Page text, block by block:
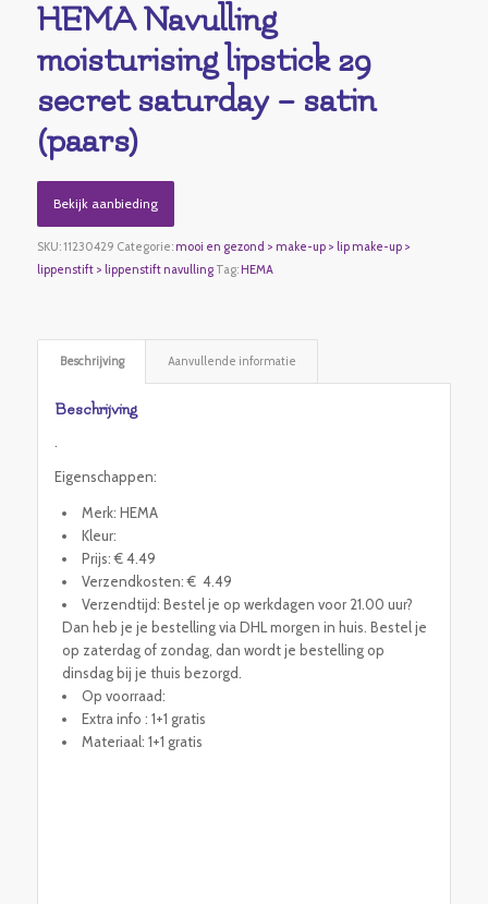
HEMA Navulling
moisturising lipstick 29
secret saturday – satin
(paars)
Bekijk aanbieding
SKU:11230429 Categorie: mooi en gezond > make-up > lip make-up >
lippenstift > lippenstift navulling Tag: HEMA
Beschrijving Aanvullende informatie
Beschrijving
.
Eigenschappen:
Merk: HEMA
Kleur:
Prijs: € 4.49
Verzendkosten: € 4.49
Verzendtijd: Bestel je op werkdagen voor 21.00 uur?
Dan heb je je bestelling via DHL morgen in huis. Bestel je
op zaterdag of zondag, dan wordt je bestelling op
dinsdag bij je thuis bezorgd.
Op voorraad:
Extra info : 1+1 gratis
Materiaal: 1+1 gratis